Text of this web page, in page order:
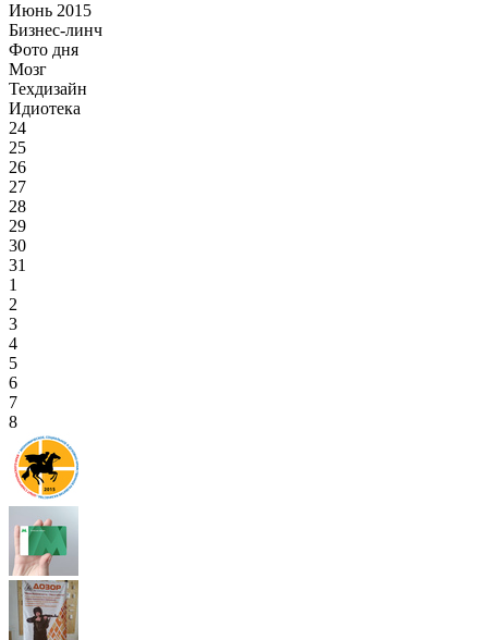
Июнь 2015
Бизнес-линч
Фото дня
Мозг
Техдизайн
Идиотека
24
25
26
27
28
29
30
31
1
2
3
4
5
6
7
8